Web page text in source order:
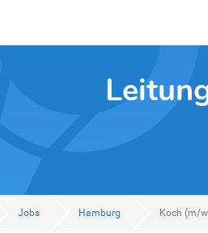
Jobs Hamburg Koch (m/